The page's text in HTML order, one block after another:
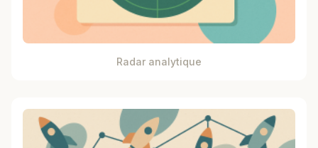
Radar analytique